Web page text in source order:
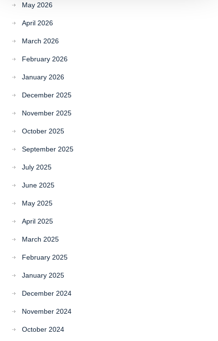
May 2026
April 2026
March 2026
February 2026
January 2026
December 2025
November 2025
October 2025
September 2025
July 2025
June 2025
May 2025
April 2025
March 2025
February 2025
January 2025
December 2024
November 2024
October 2024